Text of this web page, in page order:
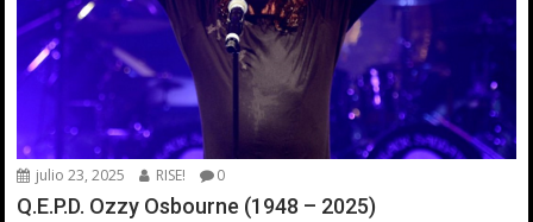
julio 23, 2025 RISE! 0
Q.E.P.D. Ozzy Osbourne (1948 – 2025)